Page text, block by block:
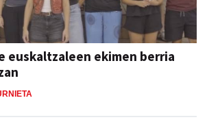
euskaltzaleen ekimen berria